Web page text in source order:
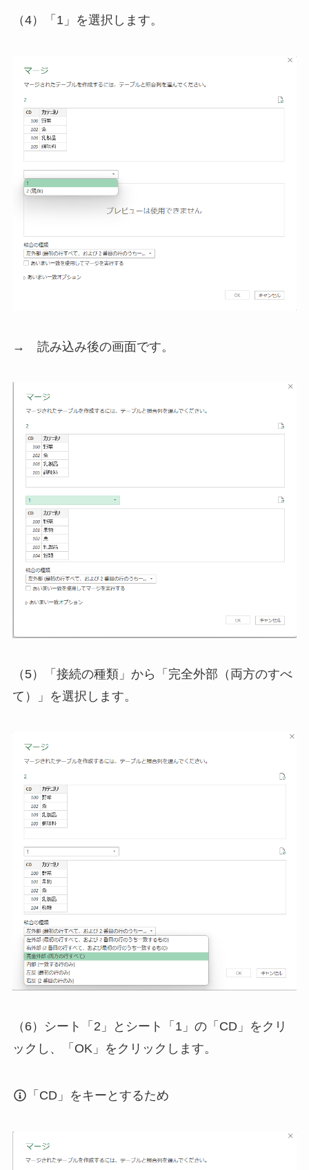
（4）「1」を選択します。
→ 読み込み後の画面です。
（5）「接続の種類」から「完全外部（両方のすべ
て）」を選択します。
（6）シート「2」とシート「1」の「CD」をクリ
ックし、「OK」をクリックします。
「CD」をキーとするため